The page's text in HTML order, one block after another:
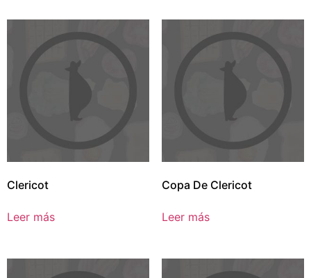
Clericot
Leer más
Copa De Clericot
Leer más